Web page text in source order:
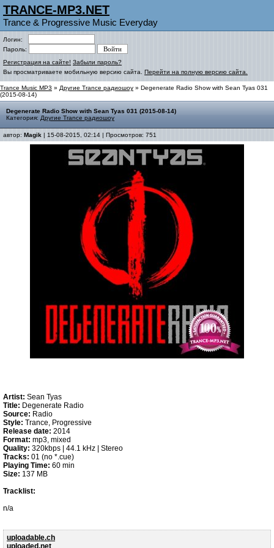
TRANCE-MP3.NET
Trance & Progressive Music Everyday
Логин:
Пароль:
Регистрация на сайте! Забыли пароль?
Вы просматриваете мобильную версию сайта. Перейти на полную версию сайта.
Trance Music MP3 » Другие Trance радиошоу » Degenerate Radio Show with Sean Tyas 031
(2015-08-14)
Degenerate Radio Show with Sean Tyas 031 (2015-08-14)
Категория: Другие Trance радиошоу
автор: Magik | 15-08-2015, 02:14 | Просмотров: 751
Artist: Sean Tyas
Title: Degenerate Radio
Source: Radio
Style: Trance, Progressive
Release date: 2014
Format: mp3, mixed
Quality: 320kbps | 44.1 kHz | Stereo
Tracks: 01 (no *.cue)
Playing Time: 60 min
Size: 137 MB
Tracklist:
n/a
uploadable.ch
uploaded.net